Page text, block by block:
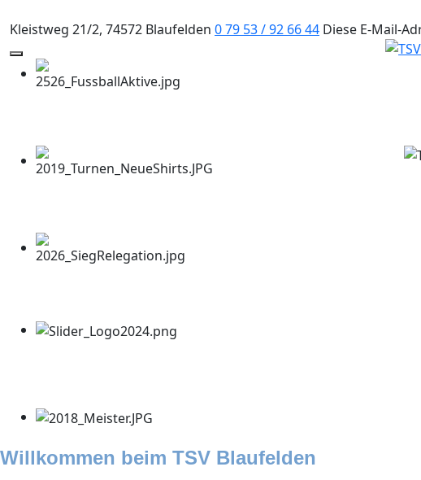
Kleistweg 21/2, 74572 Blaufelden 0 79 53 / 92 66 44 Diese E-Mail-
Mobile Menu Toggle
Willkommen beim TSV Blaufelden